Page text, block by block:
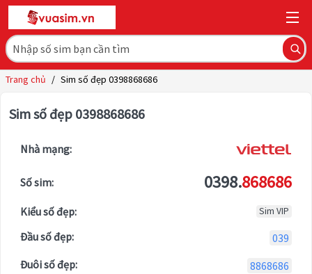
Trang chủ / Sim số đẹp 0398868686
Sim số đẹp 0398868686
Nhà mạng:
Số sim: 0398.868686
Kiểu số đẹp: Sim VIP
Đầu số đẹp:
039
Đuôi số đẹp:
8868686